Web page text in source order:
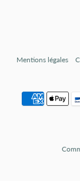
Mentions légales